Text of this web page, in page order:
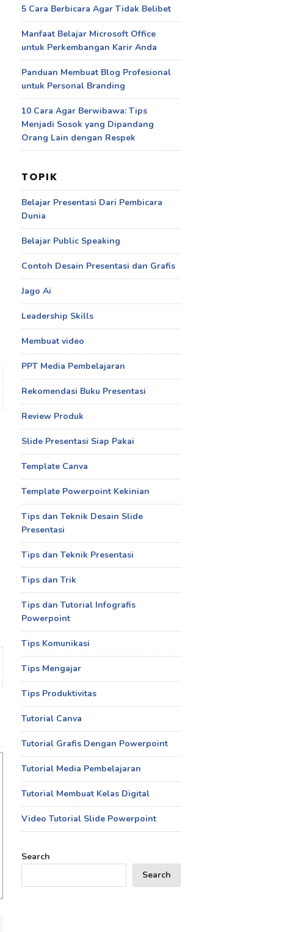
5 Cara Berbicara Agar Tidak Belibet
Manfaat Belajar Microsoft Office
untuk Perkembangan Karir Anda
Panduan Membuat Blog Profesional
untuk Personal Branding
10 Cara Agar Berwibawa: Tips
Menjadi Sosok yang Dipandang
Orang Lain dengan Respek
TOPIK
Belajar Presentasi Dari Pembicara
Dunia
Belajar Public Speaking
Contoh Desain Presentasi dan Grafis
Jago Ai
Leadership Skills
Membuat video
PPT Media Pembelajaran
Rekomendasi Buku Presentasi
Review Produk
Slide Presentasi Siap Pakai
Template Canva
Template Powerpoint Kekinian
Tips dan Teknik Desain Slide
Presentasi
Tips dan Teknik Presentasi
Tips dan Trik
Tips dan Tutorial Infografis
Powerpoint
Tips Komunikasi
Tips Mengajar
Tips Produktivitas
Tutorial Canva
Tutorial Grafis Dengan Powerpoint
Tutorial Media Pembelajaran
Tutorial Membuat Kelas Digital
Video Tutorial Slide Powerpoint
Search
Search